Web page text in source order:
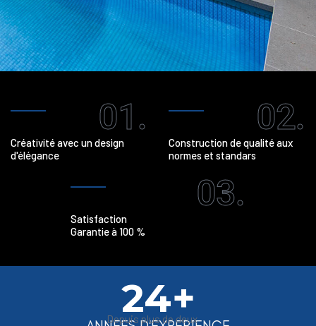
01.
Créativité avec un design
d'élégance
02.
Construction de qualité aux
normes et standars
03.
Satisfaction
Garantie à 100 %
24+
Depuis plus de deux